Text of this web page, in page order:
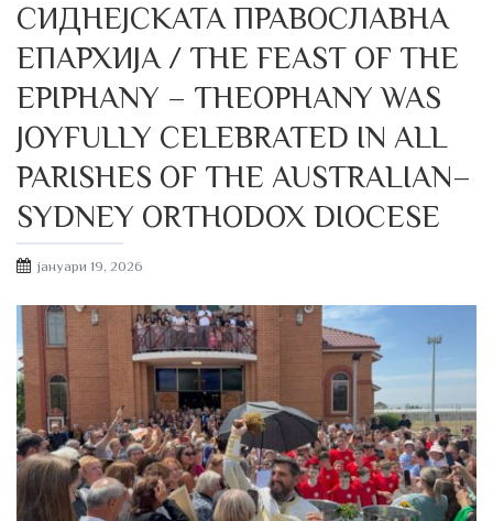
СИДНЕЈСКАТА ПРАВОСЛАВНА
ЕПАРХИЈА / THE FEAST OF THE
EPIPHANY – THEOPHANY WAS
JOYFULLY CELEBRATED IN ALL
PARISHES OF THE AUSTRALIAN–
SYDNEY ORTHODOX DIOCESE
Posted
јануари 19, 2026